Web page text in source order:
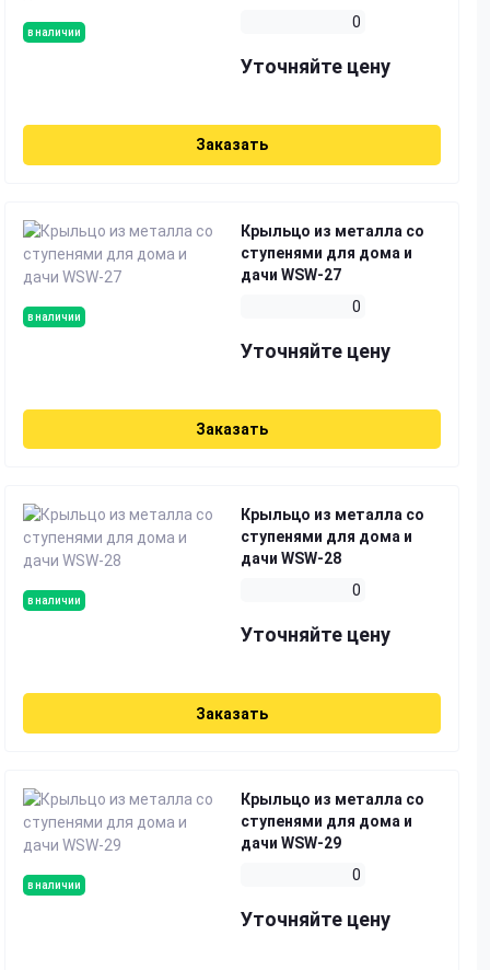
в наличии
0
Уточняйте цену
Заказать
в наличии
Крыльцо из металла со
ступенями для дома и
дачи WSW-27
0
Уточняйте цену
Заказать
в наличии
Крыльцо из металла со
ступенями для дома и
дачи WSW-28
0
Уточняйте цену
Заказать
в наличии
Крыльцо из металла со
ступенями для дома и
дачи WSW-29
0
Уточняйте цену